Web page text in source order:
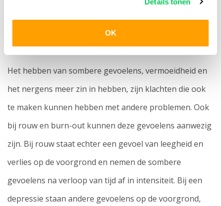
OK
Het verschil tussen depressie, rouw en
burn-out
Het hebben van sombere gevoelens, vermoeidheid en
het nergens meer zin in hebben, zijn klachten die ook
te maken kunnen hebben met andere problemen. Ook
bij rouw en burn-out kunnen deze gevoelens aanwezig
zijn. Bij rouw staat echter een gevoel van leegheid en
verlies op de voorgrond en nemen de sombere
gevoelens na verloop van tijd af in intensiteit. Bij een
depressie staan andere gevoelens op de voorgrond,